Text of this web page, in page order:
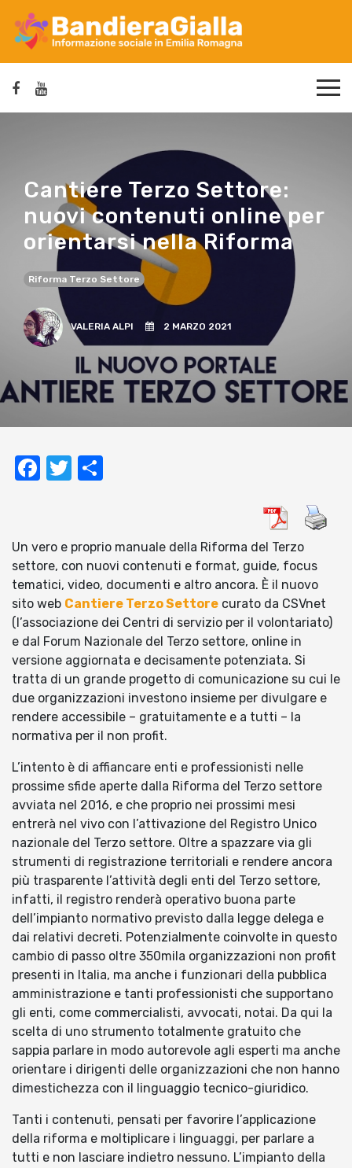
Cantiere Terzo Settore:
nuovi contenuti online per
orientarsi nella Riforma
Riforma Terzo Settore
VALERIA ALPI 2 MARZO 2021
Facebook
Twitter
Un vero e proprio manuale della Riforma del Terzo
settore, con nuovi contenuti e format, guide, focus
tematici, video, documenti e altro ancora. È il nuovo
sito web Cantiere Terzo Settore curato da CSVnet
(l’associazione dei Centri di servizio per il volontariato)
e dal Forum Nazionale del Terzo settore, online in
versione aggiornata e decisamente potenziata. Si
tratta di un grande progetto di comunicazione su cui le
due organizzazioni investono insieme per divulgare e
rendere accessibile – gratuitamente e a tutti – la
normativa per il non profit.
L’intento è di affiancare enti e professionisti nelle
prossime sfide aperte dalla Riforma del Terzo settore
avviata nel 2016, e che proprio nei prossimi mesi
entrerà nel vivo con l’attivazione del Registro Unico
nazionale del Terzo settore. Oltre a spazzare via gli
strumenti di registrazione territoriali e rendere ancora
più trasparente l’attività degli enti del Terzo settore,
infatti, il registro renderà operativo buona parte
dell’impianto normativo previsto dalla legge delega e
dai relativi decreti. Potenzialmente coinvolte in questo
cambio di passo oltre 350mila organizzazioni non profit
presenti in Italia, ma anche i funzionari della pubblica
amministrazione e tanti professionisti che supportano
gli enti, come commercialisti, avvocati, notai. Da qui la
scelta di uno strumento totalmente gratuito che
sappia parlare in modo autorevole agli esperti ma anche
orientare i dirigenti delle organizzazioni che non hanno
dimestichezza con il linguaggio tecnico-giuridico.
Tanti i contenuti, pensati per favorire l’applicazione
della riforma e moltiplicare i linguaggi, per parlare a
tutti e non lasciare indietro nessuno. L’impianto della